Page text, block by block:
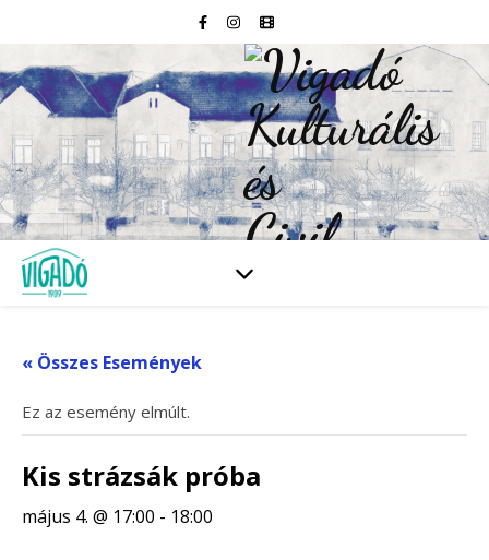
« Összes Események
Ez az esemény elmúlt.
Kis strázsák próba
május 4. @ 17:00 - 18:00